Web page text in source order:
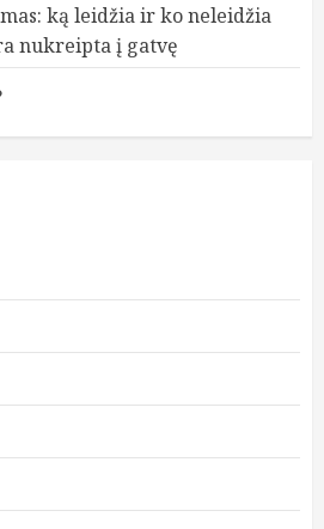
ką leidžia ir ko neleidžia
nukreipta į gatvę